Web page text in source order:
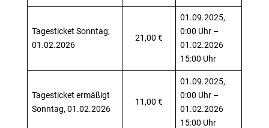
Tagesticket Sonntag,
01.02.2026
21,00 €
01.09.2025,
0:00 Uhr –
01.02.2026
15:00 Uhr
Tagesticket ermäßigt
Sonntag, 01.02.2026
11,00 €
01.09.2025,
0:00 Uhr –
01.02.2026
15:00 Uhr